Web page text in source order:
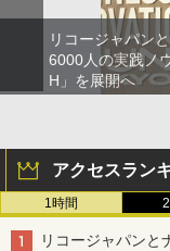
リコージャパン
6000人の実践ノ
H」を展開へ
アクセスラン
1時間
リコージャパンと